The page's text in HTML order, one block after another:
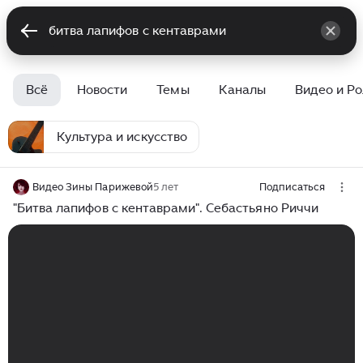
Всё Новости Темы Каналы Видео и
Культура и искусство
Видео Зины Парижевой5 лет Подписаться
"Битва лапифов с кентаврами". Себастьяно Риччи